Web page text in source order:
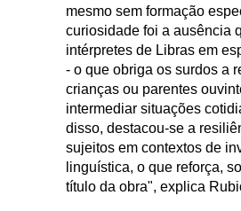
mesmo sem formação
curiosidade foi a ausência
intérpretes de Libras em
- o que obriga os surdos a
crianças ou parentes
intermediar situações
disso, destacou-se a
sujeitos em contextos de
linguística, o que reforça,
título da obra", explica